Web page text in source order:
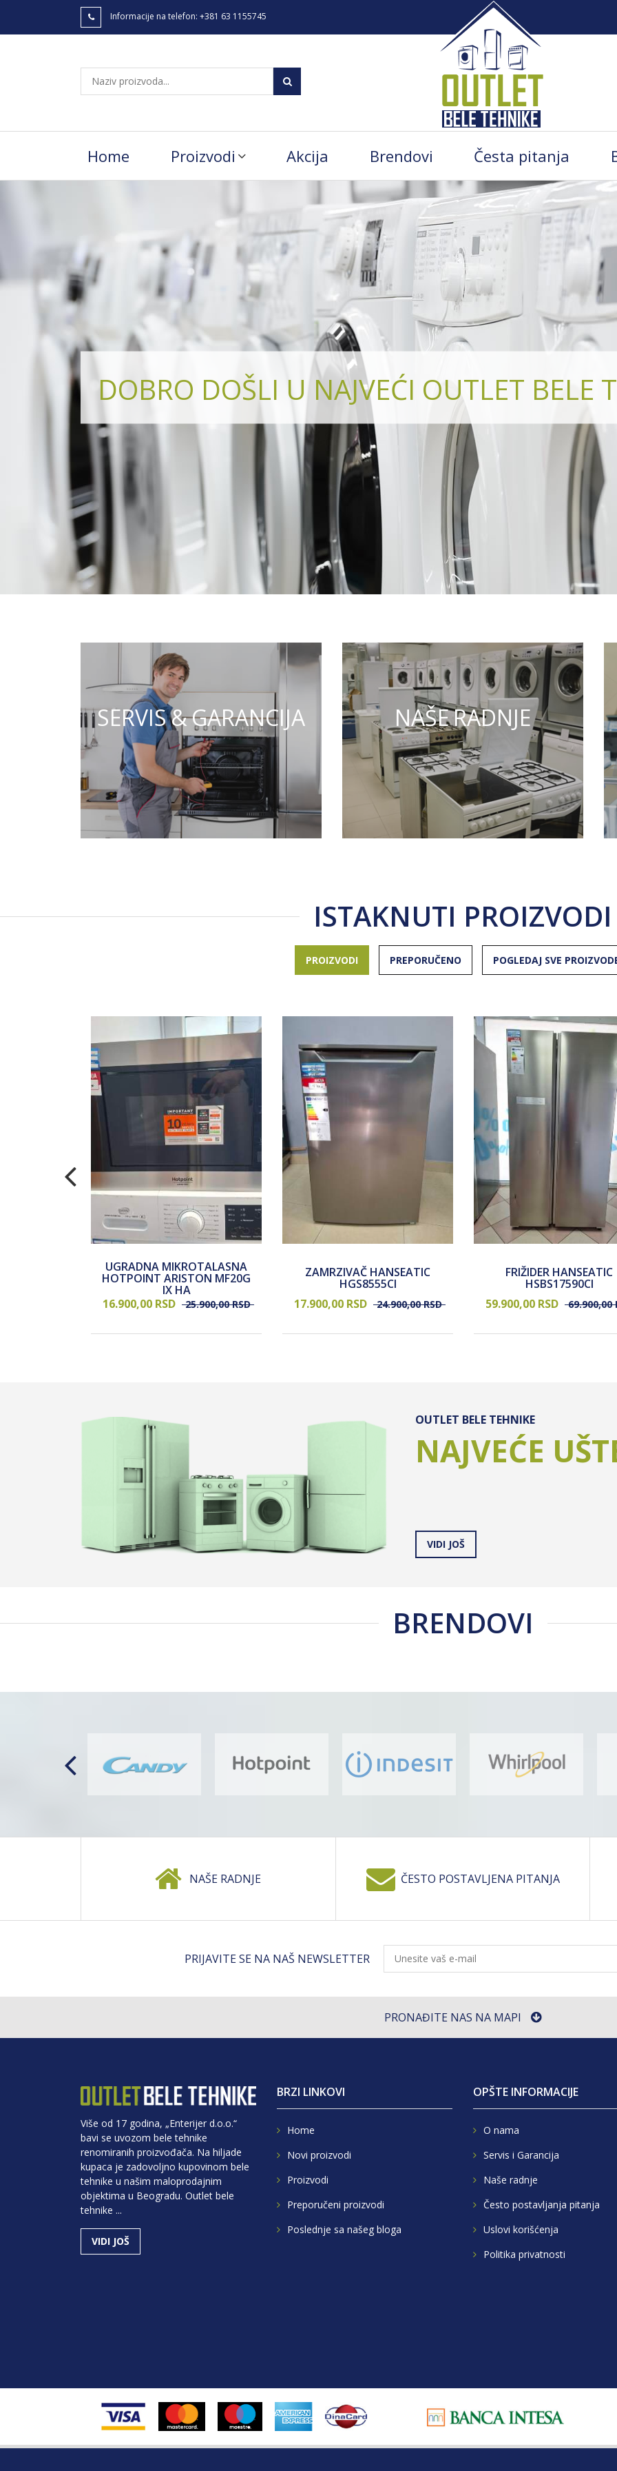
Informacije na telefon: +381 63 1155745
Home Proizvodi Akcija Brendovi Česta pitanja
DOBRO DOŠLI U NAJVEĆI OUTLET BELE
SERVIS & GARANCIJA NAŠE RADNJE
ISTAKNUTI PROIZVODI
PROIZVODI PREPORUČENO POGLEDAJ SVE
UGRADNA MIKROTALASNA
HOTPOINT ARISTON MF20G
IX HA
16.900,00 RSD 25.900,00 RSD
ZAMRZIVAČ HANSEATIC
HGS8555CI
17.900,00 RSD 24.900,00 RSD
FRIŽIDER HANSEATIC
HSBS17590CI
59.900,00 RSD 69.900,00
OUTLET BELE TEHNIKE
NAJVEĆE
VIDI JOŠ
BRENDOVI
NAŠE RADNJE ČESTO POSTAVLJENA PITANJA
PRIJAVITE SE NA NAŠ NEWSLETTER
PRONAĐITE NAS NA MAPI
Više od 17 godina, „Enterijer d.o.o.“
bavi se uvozom bele tehnike
renomiranih proizvođača. Na hiljade
kupaca je zadovoljno kupovinom bele
tehnike u našim maloprodajnim
objektima u Beogradu. Outlet bele
tehnike ...
VIDI JOŠ
BRZI LINKOVI
Home
Novi proizvodi
Proizvodi
Preporučeni proizvodi
Poslednje sa našeg bloga
OPŠTE INFORMACIJE
O nama
Servis i Garancija
Naše radnje
Često postavljanja pitanja
Uslovi korišćenja
Politika privatnosti